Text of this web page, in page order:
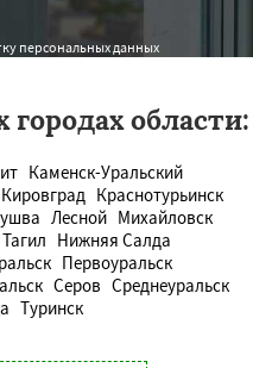
персональных данных
области:
Каменск-Уральский
Кировград Краснотурьинск
Лесной Михайловск
Нижняя Салда
Первоуральск
Серов Среднеуральск
Туринск